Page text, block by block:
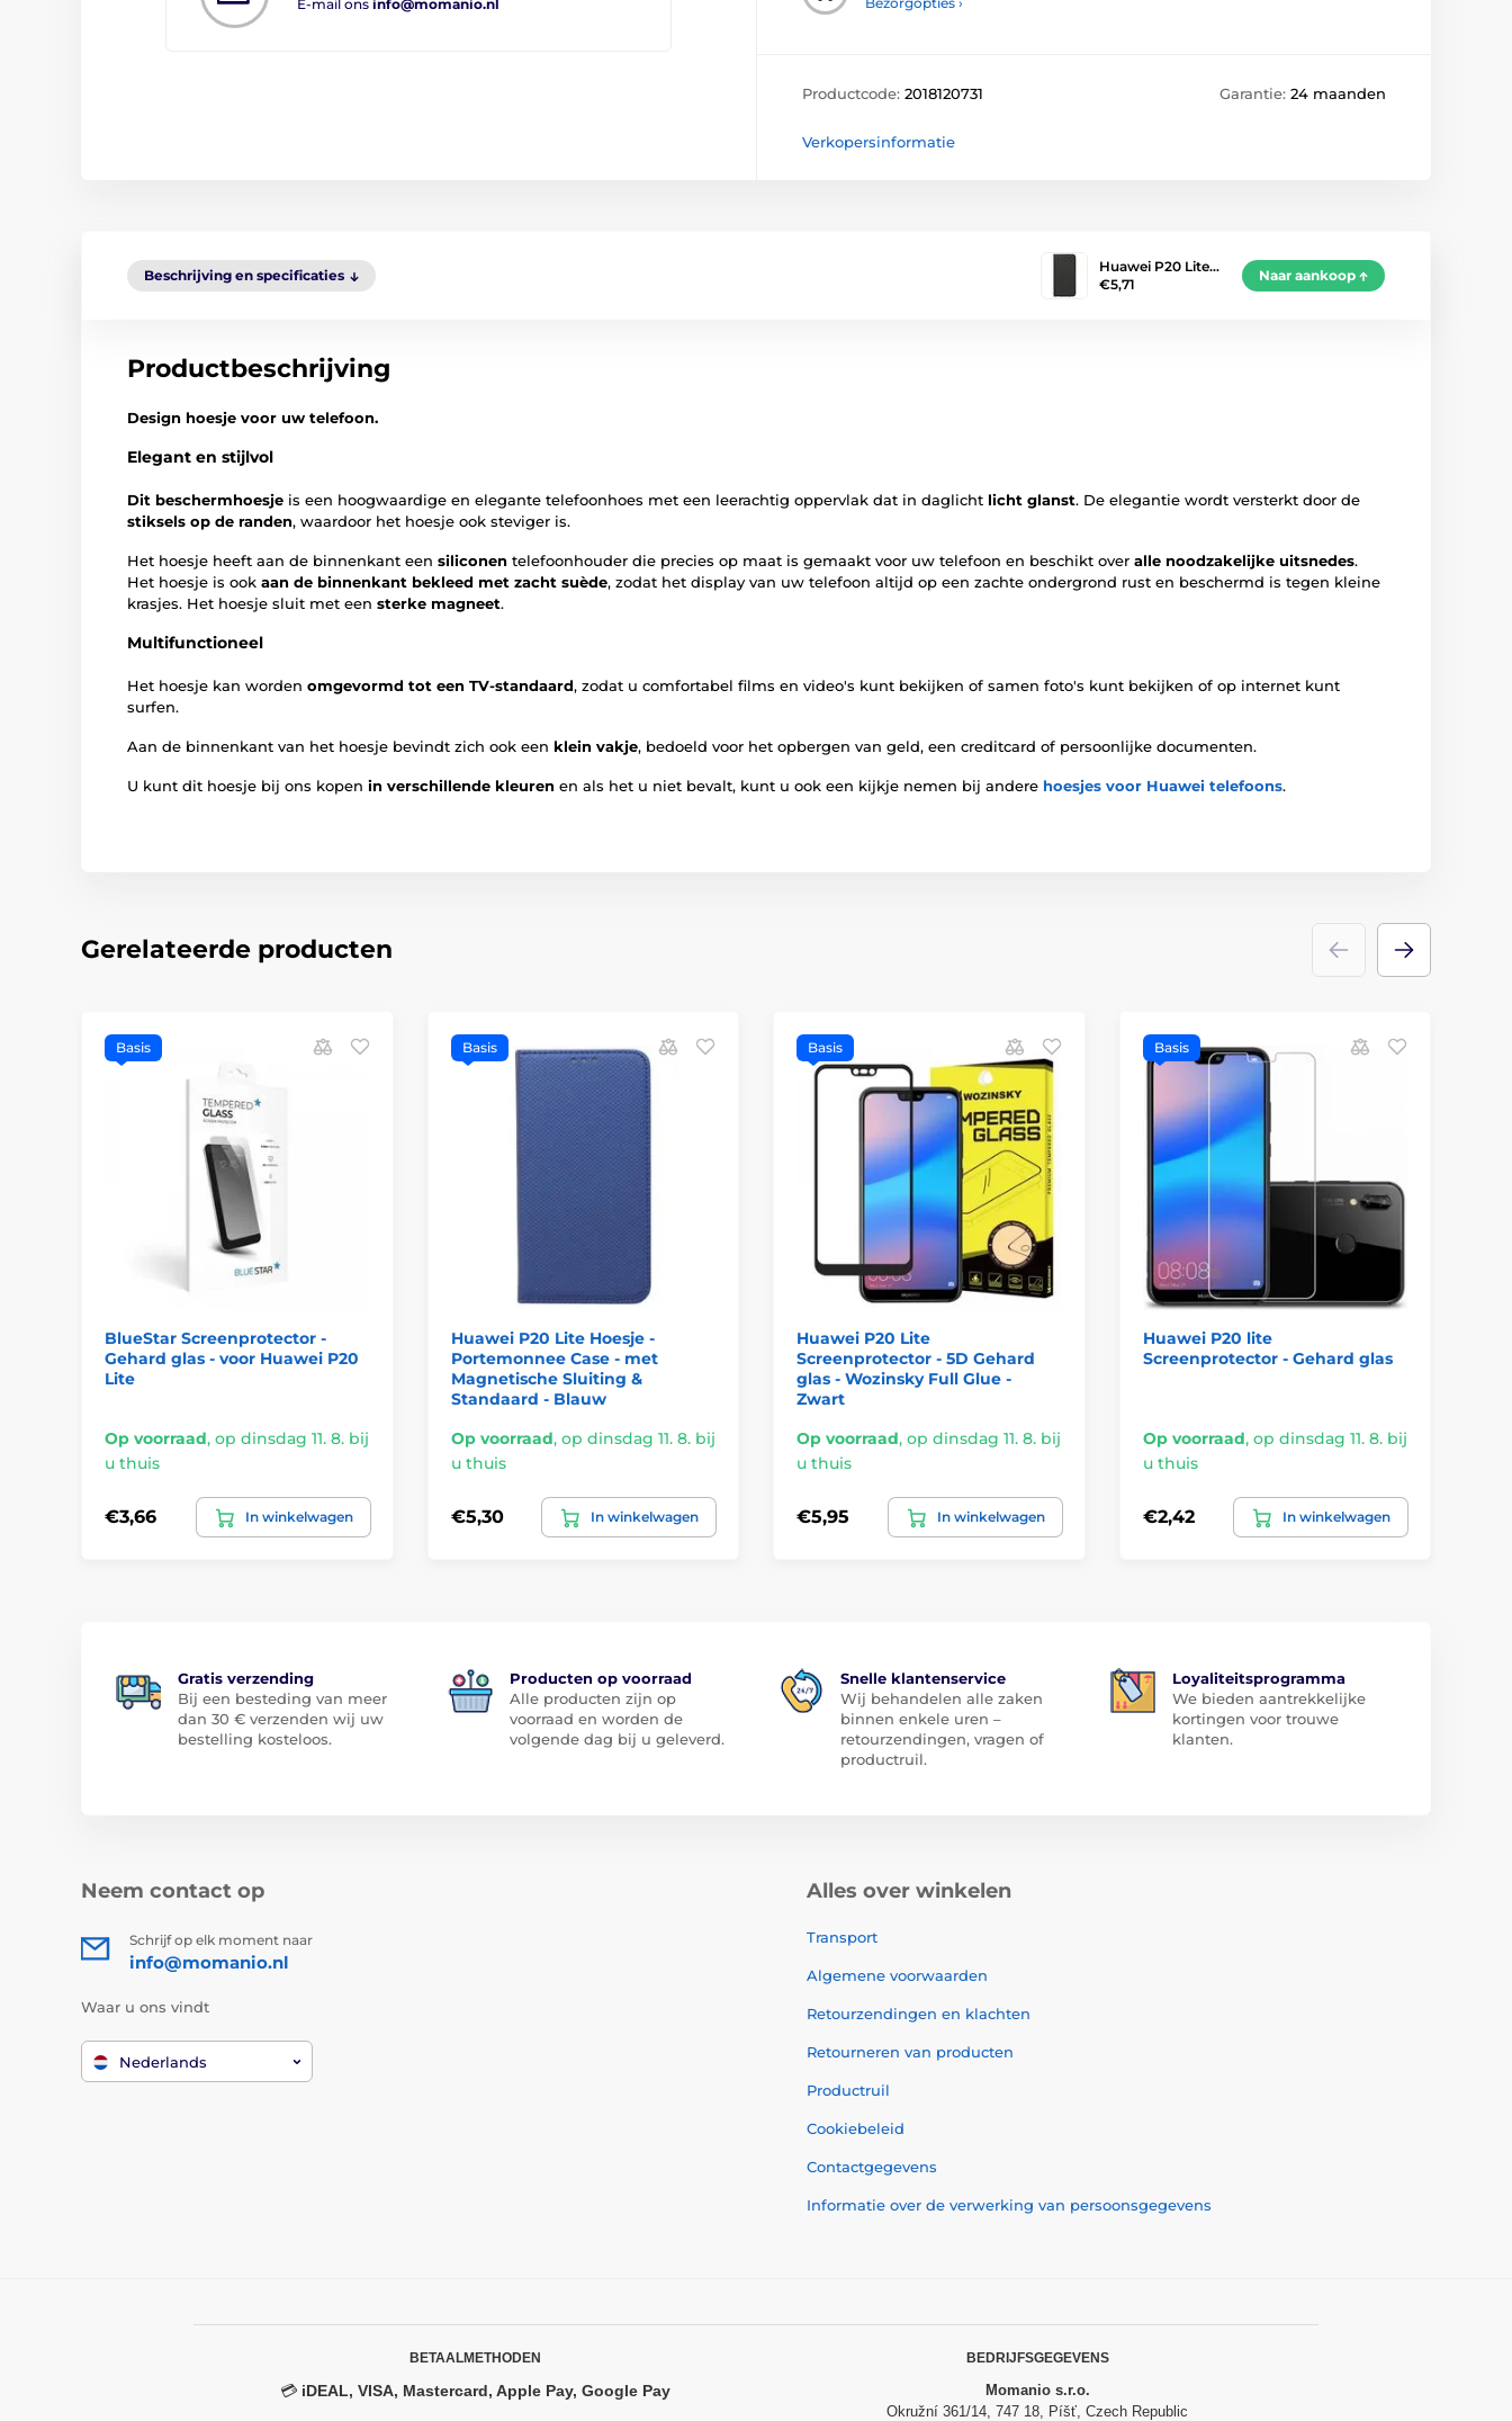
E-mail ons info@momanio.nl
Productcode: 2018120731 Garantie: 24 maanden
Verkopersinformatie
Beschrijving en specificaties
Huawei P20 Lite…
€5,71
Naar aankoop
Productbeschrijving
Design hoesje voor uw telefoon.
Elegant en stijlvol
Dit beschermhoesje is een hoogwaardige en elegante telefoonhoes met een leerachtig oppervlak dat in daglicht licht glanst. De elegantie wordt versterkt door de
stiksels op de randen, waardoor het hoesje ook steviger is.
Het hoesje heeft aan de binnenkant een siliconen telefoonhouder die precies op maat is gemaakt voor uw telefoon en beschikt over alle noodzakelijke uitsnedes.
Het hoesje is ook aan de binnenkant bekleed met zacht suède, zodat het display van uw telefoon altijd op een zachte ondergrond rust en beschermd is tegen kleine
krasjes. Het hoesje sluit met een sterke magneet.
Multifunctioneel
Het hoesje kan worden omgevormd tot een TV-standaard, zodat u comfortabel films en video's kunt bekijken of samen foto's kunt bekijken of op internet kunt
surfen.
Aan de binnenkant van het hoesje bevindt zich ook een klein vakje, bedoeld voor het opbergen van geld, een creditcard of persoonlijke documenten.
U kunt dit hoesje bij ons kopen in verschillende kleuren en als het u niet bevalt, kunt u ook een kijkje nemen bij andere hoesjes voor Huawei telefoons.
Gerelateerde producten
Basis
BlueStar Screenprotector -
Gehard glas - voor Huawei P20
Lite
Op voorraad, op dinsdag 11. 8. bij
u thuis
€3,66 In winkelwagen
Basis
Huawei P20 Lite Hoesje -
Portemonnee Case - met
Magnetische Sluiting &
Standaard - Blauw
Op voorraad, op dinsdag 11. 8. bij
u thuis
€5,30 In winkelwagen
Basis
Huawei P20 Lite
Screenprotector - 5D Gehard
glas - Wozinsky Full Glue -
Zwart
Op voorraad, op dinsdag 11. 8. bij
u thuis
€5,95 In winkelwagen
Basis
Huawei P20 lite
Screenprotector - Gehard glas
Op voorraad, op dinsdag 11. 8. bij
u thuis
€2,42 In winkelwagen
Gratis verzending
Bij een besteding van meer
dan 30 € verzenden wij uw
bestelling kosteloos.
Producten op voorraad
Alle producten zijn op
voorraad en worden de
volgende dag bij u geleverd.
Snelle klantenservice
Wij behandelen alle zaken
binnen enkele uren –
retourzendingen, vragen of
productruil.
Loyaliteitsprogramma
We bieden aantrekkelijke
kortingen voor trouwe
klanten.
Neem contact op
Schrijf op elk moment naar
info@momanio.nl
Waar u ons vindt
Nederlands
Alles over winkelen
Transport
Algemene voorwaarden
Retourzendingen en klachten
Retourneren van producten
Productruil
Cookiebeleid
Contactgegevens
Informatie over de verwerking van persoonsgegevens
BETAALMETHODEN
💳 iDEAL, VISA, Mastercard, Apple Pay, Google Pay
BEDRIJFSGEGEVENS
Momanio s.r.o.
Okružní 361/14, 747 18, Píšť, Czech Republic